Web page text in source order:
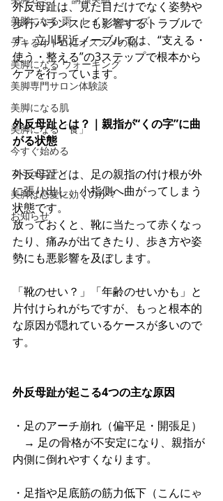
美脚になる 雨・レインシューズ
デキるオトコにオススメの靴
美脚になる ウォーキング
美脚専門サロン体験談
美脚になる肌
美脚になる「食」
今すぐ始める
コミュニティ
美脚は恋愛に効くのか？
お知らせ
外反母趾は、見た目だけでなく姿勢や
歩行バランスにも影響するトラブルで
す。立川駅近ノーブルでは、“支える・
使う・整える”の3ステップで根本から
ケアを行っています。
外反母趾とは？｜親指が“くの字”に曲
がる状態
外反母趾とは、足の親指の付け根が外
に張り出し、小指側へ曲がってしまう
状態です。
放っておくと、靴に当たって赤くなっ
たり、痛みが出てきたり、歩き方や姿
勢にも悪影響を及ぼします。
「靴のせい？」「年齢のせいかも」と
片付けられがちですが、もっと根本的
な原因が隠れているケースが多いので
す。
外反母趾が起こる4つの主な原因
・足のアーチ崩れ（偏平足・開張足）
→ 足の骨格が不安定になり、親指が
内側に倒れやすくなります。
・足指や足底筋の筋力低下（こんにゃ